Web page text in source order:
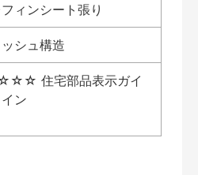
ィンシート張り
シュ構造
住宅部品表示ガイ
イン